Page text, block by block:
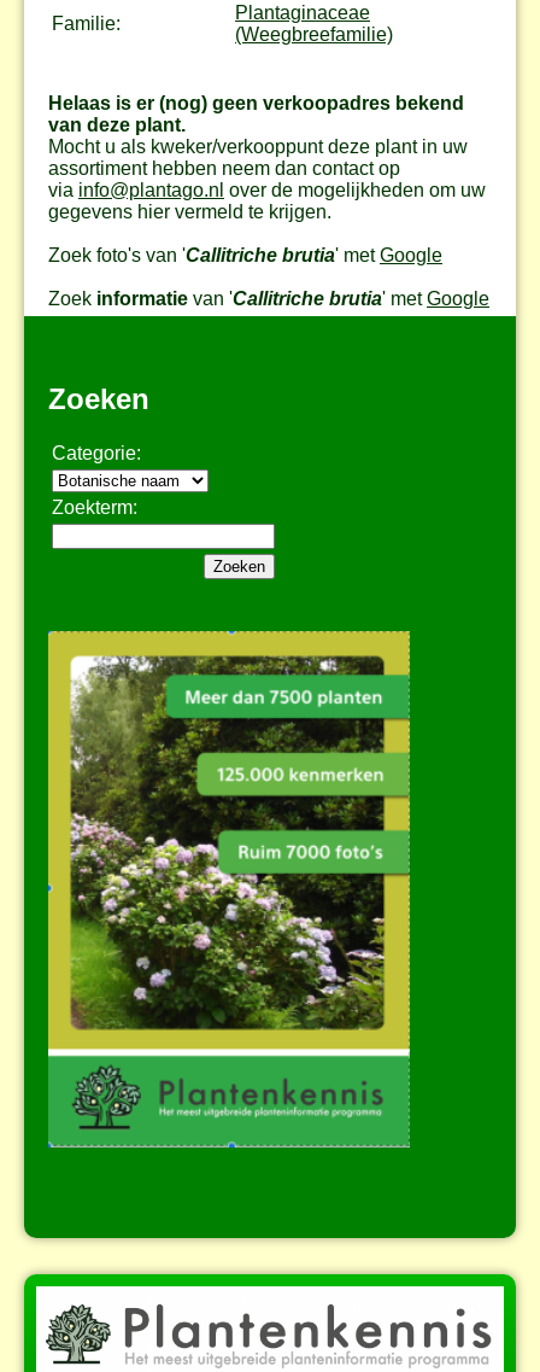
Familie:
Plantaginaceae
(Weegbreefamilie)
Helaas is er (nog) geen verkoopadres bekend
van deze plant.
Mocht u als kweker/verkooppunt deze plant in uw
assortiment hebben neem dan contact op
via info@plantago.nl over de mogelijkheden om uw
gegevens hier vermeld te krijgen.
Zoek foto's van 'Callitriche brutia' metGoogle
Zoek informatie van 'Callitriche brutia' metGoogle
Zoeken
Categorie:
Zoekterm: